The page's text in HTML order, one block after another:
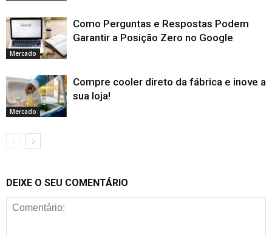
Mercado
Como Perguntas e Respostas Podem
Garantir a Posição Zero no Google
Mercado
Compre cooler direto da fábrica e inove a
sua loja!
DEIXE O SEU COMENTÁRIO